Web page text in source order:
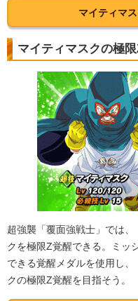
マイティマ
マイティマスクの極
超強襲「覆面強戦士」では
クを極限Z覚醒できる。ミッ
できる覚醒メダルを使用し
クの極限Z覚醒を目指そう。